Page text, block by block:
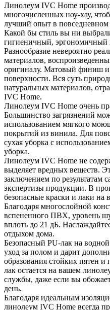
Линолеум IVC Home
многочисленных ноу-хау,
лучший опыт в повседневном
Какой бы стиль вы ни
гигиеничный,
Разнообразие невероятно
материалов,
оригиналу. Матовый финиш и
поверхности. Вся суть
натуральных материалов,
IVC Home.
Линолеум IVC Home очень
Большинство загрязнений
использованием мягкого
покрытий из винила. Для
сухая уборка с
уборка.
Линолеум IVC Home не
выделяет вредных веществ.
заключением по результатам
экспертизы продукции. В
безопасные краски и лаки на
Благодаря многослойной
вспененного ПВХ, уровень
вплоть до 21 дБ.
отдыхом дома.
Безопасный PU-лак на
уход за полом и дарит
образования стойких пятен
лак остается на вашем
службы, даже если вы
день.
Благодаря идеальным
линолеум IVC Home всегда